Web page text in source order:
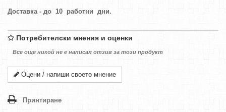
Доставка - до 10 работни дни.
Потребителски мнения и оценки
Все още никой не е написал отзив за този продукт
Оцени / напиши своето мнение
Принтиране